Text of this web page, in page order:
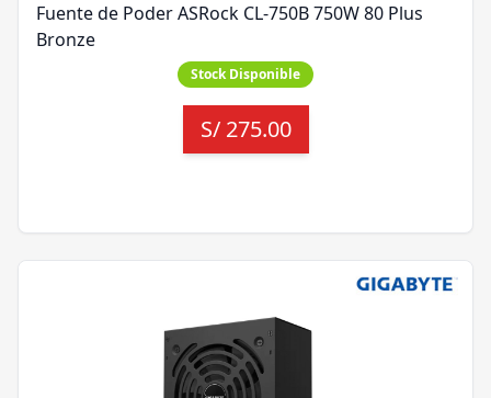
Fuente de Poder ASRock CL-750B 750W 80 Plus
Bronze
Stock Disponible
S/ 275.00